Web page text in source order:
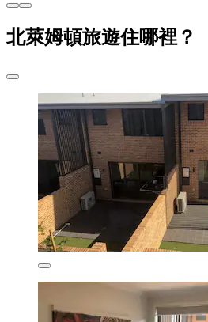
北萊姆頓旅遊住哪裡？